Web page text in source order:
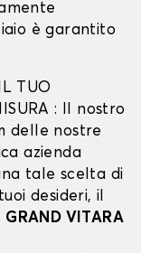
è garantito
TUO
: Il nostro
delle nostre
azienda
tale scelta di
desideri, il
GRAND VITARA